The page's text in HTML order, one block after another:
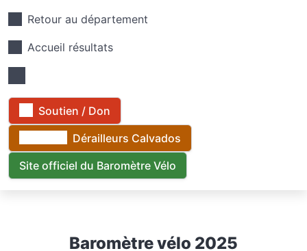
Retour au département
Accueil résultats
Soutien / Don
Dérailleurs Calvados
Site officiel du Baromètre Vélo
Baromètre vélo 2025